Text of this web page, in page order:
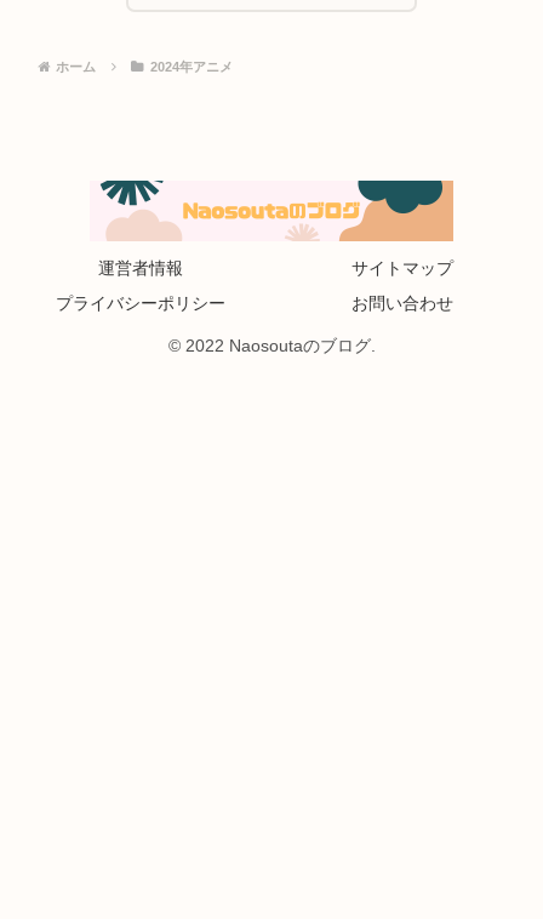
ホーム 2024年アニメ
運営者情報
サイトマップ
プライバシーポリシー
お問い合わせ
© 2022 Naosoutaのブログ.